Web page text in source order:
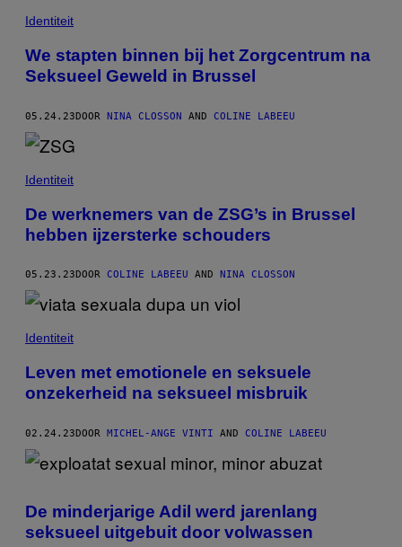
Identiteit
We stapten binnen bij het Zorgcentrum na
Seksueel Geweld in Brussel
05.24.23DOOR NINA CLOSSON AND COLINE LABEEU
Identiteit
De werknemers van de ZSG’s in Brussel
hebben ijzersterke schouders
05.23.23 DOOR COLINE LABEEU AND NINA CLOSSON
Identiteit
Leven met emotionele en seksuele
onzekerheid na seksueel misbruik
02.24.23DOOR MICHEL-ANGE VINTI AND COLINE LABEEU
De minderjarige Adil werd jarenlang
seksueel uitgebuit door volwassen